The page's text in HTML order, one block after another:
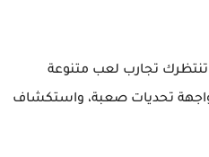
تنتظرك تجارب لعب متنوعة
تحديات صعبة، واستكشاف